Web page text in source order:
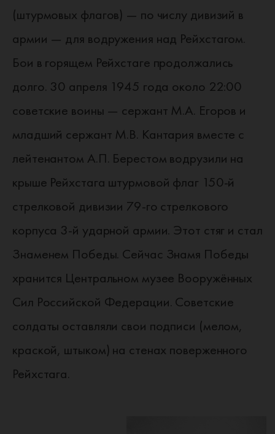
(штурмовых флагов) — по числу дивизий в
армии — для водружения над Рейхстагом.
Бои в горящем Рейхстаге продолжались
долго. 30 апреля 1945 года около 22:00
советские воины — сержант М.А. Егоров и
младший сержант М.В. Кантария вместе с
лейтенантом А.П. Берестом водрузили на
крыше Рейхстага штурмовой флаг 150-й
стрелковой дивизии 79-го стрелкового
корпуса 3-й ударной армии. Этот стяг и стал
Знаменем Победы. Сейчас Знамя Победы
хранится Центральном музее Вооружённых
Сил Российской Федерации. Советские
солдаты оставляли свои подписи (мелом,
краской, штыком) на стенах поверженного
Рейхстага.